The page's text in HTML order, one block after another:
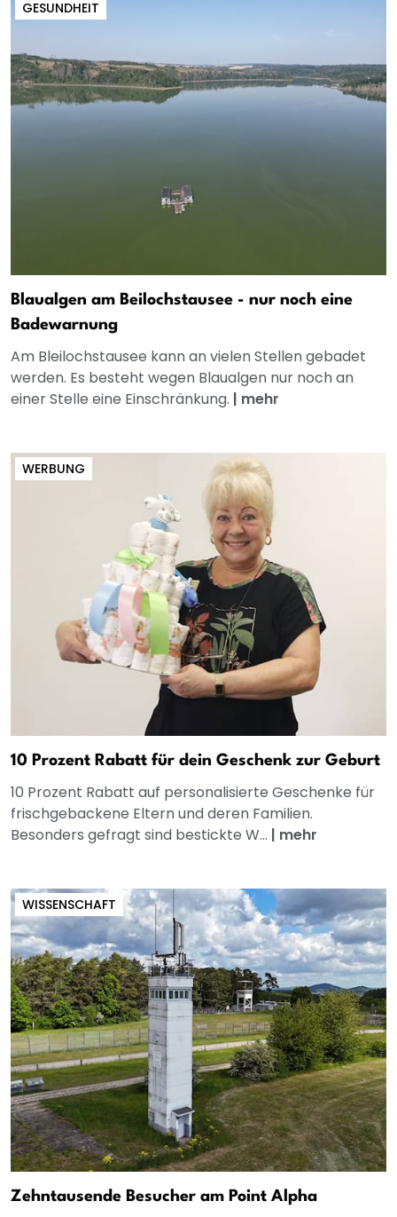
GESUNDHEIT
Blaualgen am Beilochstausee - nur noch eine
Badewarnung
Am Bleilochstausee kann an vielen Stellen gebadet
werden. Es besteht wegen Blaualgen nur noch an
einer Stelle eine Einschränkung. | mehr
WERBUNG
10 Prozent Rabatt für dein Geschenk zur Geburt
10 Prozent Rabatt auf personalisierte Geschenke für
frischgebackene Eltern und deren Familien.
Besonders gefragt sind bestickte W... | mehr
WISSENSCHAFT
Zehntausende Besucher am Point Alpha